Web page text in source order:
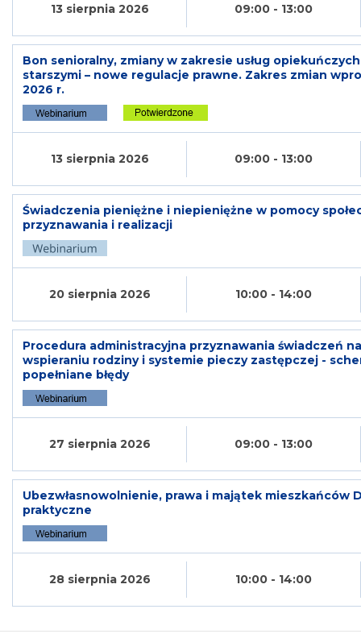
13 sierpnia 2026 09:00 - 13:00
Bon senioralny, zmiany w zakresie usług
starszymi – nowe regulacje prawne. Zakres zmian
2026 r.
13 sierpnia 2026 09:00 - 13:00
Świadczenia pieniężne i niepieniężne w pomocy
przyznawania i realizacji
20 sierpnia 2026 10:00 - 14:00
Procedura administracyjna przyznawania świadczeń
wspieraniu rodziny i systemie pieczy zastępczej -
popełniane błędy
27 sierpnia 2026 09:00 - 13:00
Ubezwłasnowolnienie, prawa i majątek mieszkańców
praktyczne
28 sierpnia 2026 10:00 - 14:00